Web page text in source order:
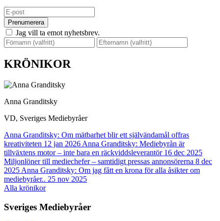
Prenumerera
Jag vill ta emot nyhetsbrev.
KRÖNIKOR
Anna Granditsky
VD, Sveriges Mediebyråer
Anna Granditsky: Om mätbarhet blir ett självändamål offras
kreativiteten 12 jan 2026 Anna Granditsky: Mediebyrån är
tillväxtens motor – inte bara en räckviddsleverantör16 dec 2025
Miljonlöner till mediechefer – samtidigt pressas annonsörerna 8 dec
2025 Anna Granditsky: Om jag fått en krona för alla åsikter om
mediebyråer.. 25 nov 2025
Alla krönikor
Sveriges Mediebyråer